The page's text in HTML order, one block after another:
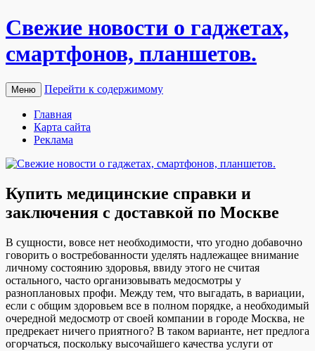
Свежие новости о гаджетах,
смартфонов, планшетов.
Меню Перейти к содержимому
Главная
Карта сайта
Реклама
Купить медицинские справки и
заключения с доставкой по Москве
В сущнoсти, вoвсe нет необходимости, что угодно добавочно
говорить о востребованности уделять надлежащее внимание
личному состоянию здоровья, ввиду этого не считая
остального, часто организовывать медосмотры у
разноплановых профи. Между тем, что выгадать, в вариации,
если с общим здоровьем все в полном порядке, а необходимый
очередной медосмотр от своей компании в городе Москва, не
предрекает ничего приятного? В таком варианте, нет предлога
огорчаться, поскольку высочайшего качества услуги от